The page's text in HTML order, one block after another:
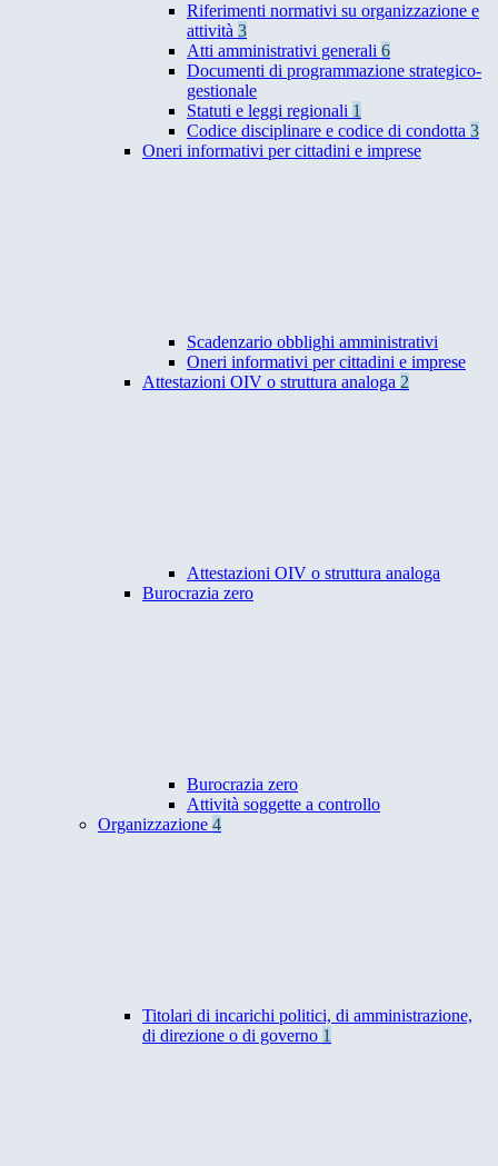
Riferimenti normativi su organizzazione e
attività 3
Atti amministrativi generali 6
Documenti di programmazione strategico-
gestionale
Statuti e leggi regionali 1
Codice disciplinare e codice di condotta 3
Oneri informativi per cittadini e imprese
Scadenzario obblighi amministrativi
Oneri informativi per cittadini e imprese
Attestazioni OIV o struttura analoga 2
Attestazioni OIV o struttura analoga
Burocrazia zero
Burocrazia zero
Attività soggette a controllo
Organizzazione 4
Titolari di incarichi politici, di amministrazione,
di direzione o di governo 1